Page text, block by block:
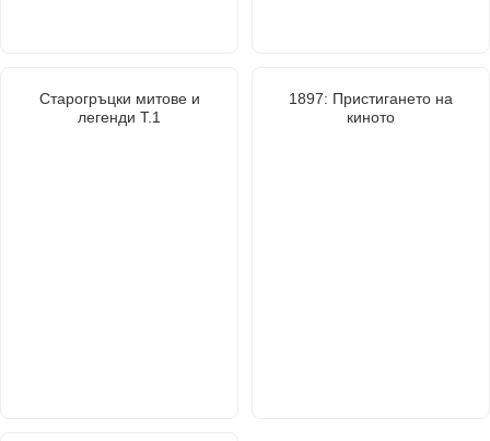
Старогръцки митове и
легенди Т.1
1897: Пристигането на
киното